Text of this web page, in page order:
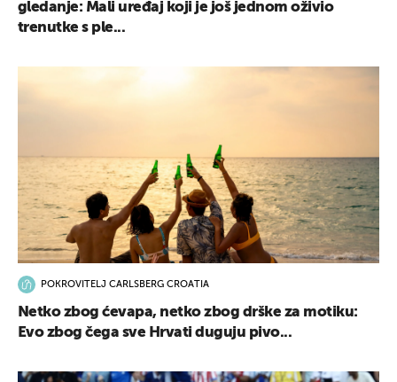
gledanje: Mali uređaj koji je još jednom oživio
trenutke s ple...
POKROVITELJ CARLSBERG CROATIA
Netko zbog ćevapa, netko zbog drške za motiku:
Evo zbog čega sve Hrvati duguju pivo...